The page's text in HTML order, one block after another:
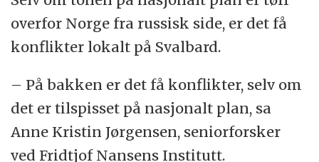
overfor Norge fra russisk side, er det få
konflikter lokalt på Svalbard.
– På bakken er det få konflikter, selv om
det er tilspisset på nasjonalt plan, sa
Anne Kristin Jørgensen, seniorforsker
ved Fridtjof Nansens Institutt.